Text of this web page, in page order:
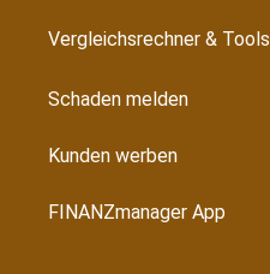
Vergleichsrechner & Tools
Schaden melden
Kunden werben
FINANZmanager App